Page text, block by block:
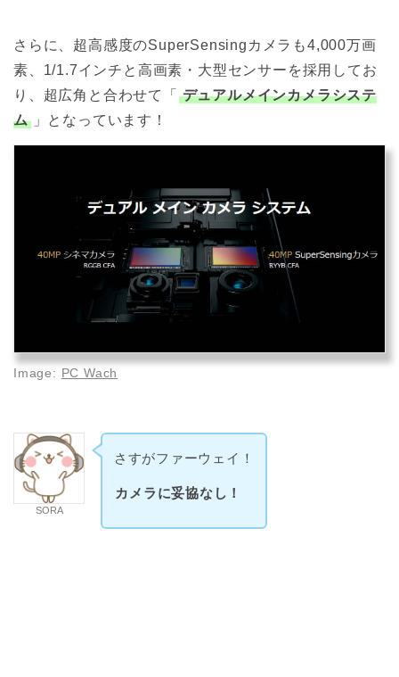
さらに、超高感度のSuperSensingカメラも4,000万画
素、1/1.7インチと高画素・大型センサーを採用してお
り、超広角と合わせて「
デュアルメインカメラシステ
ム
」となっています！
Image: PC Wach
SORA
さすがファーウェイ！
カメラに妥協なし！